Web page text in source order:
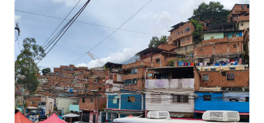
“El proceso comenzó con una primera
Ante la emergencia, los vecinos del referido
Las cuadrillas de trabajo permanecen